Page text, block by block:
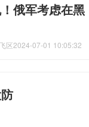
俄军考虑在黑
区2024-07-01 10:05:32